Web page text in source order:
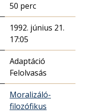
50 perc
1992. június 21.
17:05
Adaptáció
Felolvasás
Moralizáló-
filozófikus